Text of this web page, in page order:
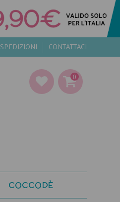
SPEDIZIONI CONTATTACI
0
COCCODÈ